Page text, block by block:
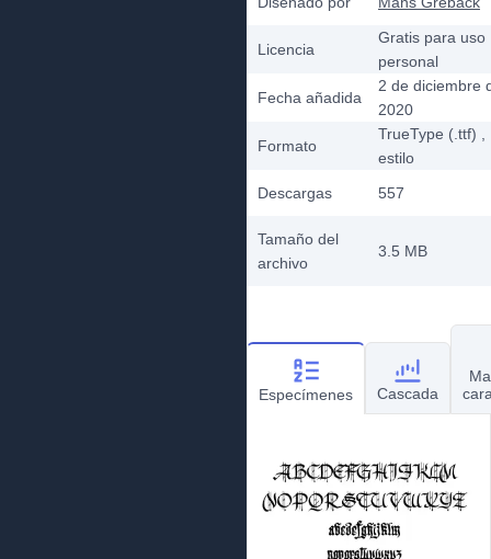
Licencia
Gratis para uso
personal
Fecha añadida
2 de diciembre
2020
Formato
TrueType (.ttf)
estilo
Descargas
557
Tamaño del
archivo
3.5 MB
Especímenes Cascada